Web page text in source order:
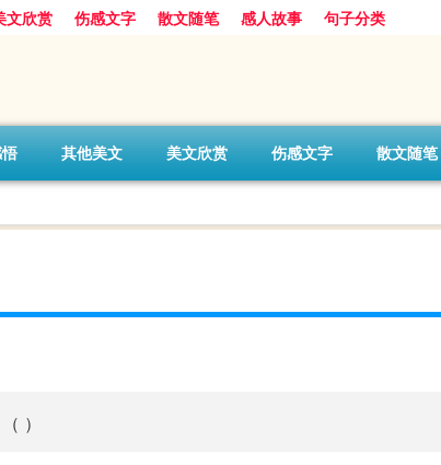
文欣赏 伤感文字 散文随笔 感人故事 句子分类
其他美文 美文欣赏 伤感文字 散文随笔
）